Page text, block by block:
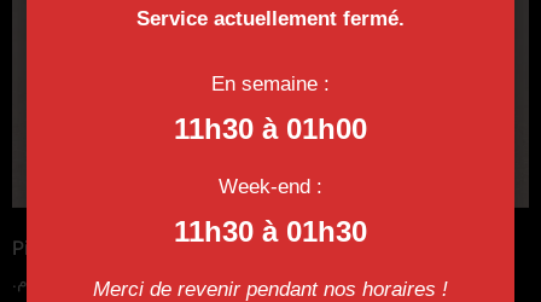
Pizza Mozza
د.م.
Sushi Pizza
60 د.م.
Service actuellement fermé.
En semaine :
11h30 à 01h00
Week-end :
11h30 à 01h30
Merci de revenir pendant nos horaires !